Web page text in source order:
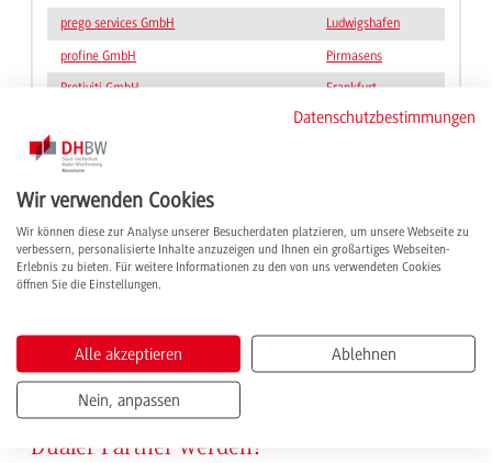
prego services GmbH Ludwigshafen
profine GmbH Pirmasens
Protiviti GmbH Frankfurt
Herzogenaurach
Schaeffler Vehicle Lifetime Solutions
Germany GmbH & Co. KG
Schneider Electric GmbH
SNP Schneider-Neureither & Partner SE Heidelberg
Stadtwerke Heidelberg Netze GmbH Heidelberg
Vorherige 5
Dualer Partner werden?
Datenschutzbestimmungen
Wir verwenden Cookies
Wir können diese zur Analyse unserer Besucherdaten platzieren, um unsere Webseite zu
verbessern, personalisierte Inhalte anzuzeigen und Ihnen ein großartiges Webseiten-
Erlebnis zu bieten. Für weitere Informationen zu den von uns verwendeten Cookies
öffnen Sie die Einstellungen.
Alle akzeptieren Ablehnen
Nein, anpassen